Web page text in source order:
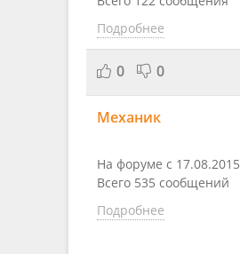
Подробнее
0 0
Механик
На форуме с 17.08.2015
Всего 535 сообщений
Подробнее